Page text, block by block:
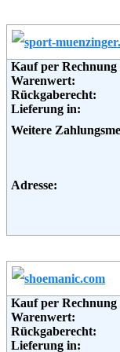
Weitere
Adresse:
Telefon:
Fax:
Kauf per Rechnung
Warenwert:
Rückgaberecht:
Lieferung in:
Weitere
Adresse:
Soziale Kanäle:
Weiterführende
Informationen:
Kauf per Rechnung
Warenwert:
Rückgaberecht:
Lieferung in: